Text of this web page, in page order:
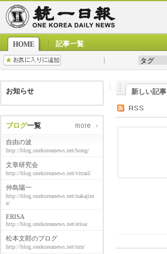
HOME 記事一覧
お知らせ
ブログ一覧
自由の波
http://blog.onekoreanews.net/hong/
文章研究会
http://blog.onekoreanews.net/vitrail/
仲島陽一
http://blog.onekoreanews.net/nakajim
a/
ERISA
http://blog.onekoreanews.net/erisa/
松本文郎のブログ
http://blog.onekoreanews.net/nrn/
新しい記事